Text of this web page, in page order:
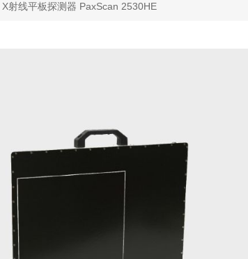
X射线平板探测器 PaxScan 2530HE